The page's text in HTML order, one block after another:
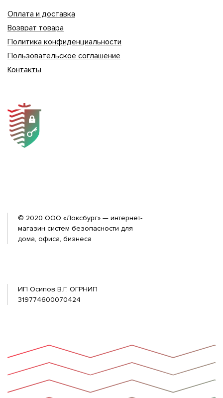
Оплата и доставка
Возврат товара
Политика конфиденциальности
Пользовательское соглашение
Контакты
© 2020 ООО «Локсбург» — интернет-
магазин систем безопасности для
дома, офиса, бизнеса
ИП Осипов В.Г. ОГРНИП
319774600070424